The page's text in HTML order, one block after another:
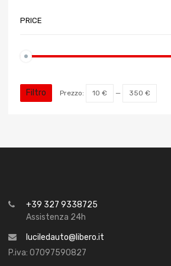
PRICE
Filtro Prezzo: 10 € — 350 €
+39 327 9338725
Assistenza 24h
luciledauto@libero.it
P.iva: 07097590827